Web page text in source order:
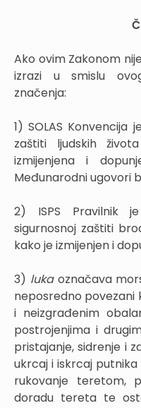
Ako ovim Zakonom
izrazi u smislu
značenja:
1) SOLAS Konvencija
zaštiti ljudskih
izmijenjena i
Međunarodni ugovori
2) ISPS Pravilnik
sigurnosnoj zaštiti
kako je izmijenjen i
3) lukaoznačava
neposredno
i neizgrađenim
postrojenjima i
pristajanje, sidrenje i
ukrcaj i iskrcaj
rukovanje teretom,
doradu tereta te